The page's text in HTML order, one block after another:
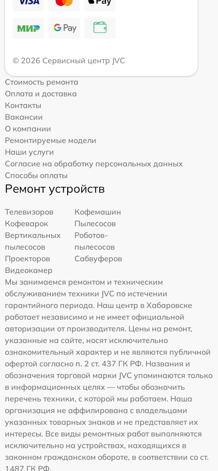
© 2026 Сервисный центр JVC
Стоимость ремонта
Оплата и доставка
Контакты
Вакансии
О компании
Ремонтируемые модели
Наши услуги
Согласие на обработку персональных данных
Способы оплаты
Ремонт устройств
Телевизоров
Кофемашин
Кофеварок
Пылесосов
Вертикальных
пылесосов
Роботов-
пылесосов
Проекторов
Сабвуферов
Видеокамер
Мы занимаемся ремонтом и техническим
обслуживанием техники JVC по истечении
гарантийного периода. Наш центр в Хабаровске
работает независимо и не имеет официальной
авторизации от производителя. Цены на ремонт,
указанные на сайте, носят исключительно
ознакомительный характер и не являются публичной
офертой согласно п. 2 ст. 437 ГК РФ. Названия и
обозначения торговой марки JVC упоминаются только
в информационных целях — чтобы обозначить
перечень техники, с которой мы работаем. Наша
организация не аффилирована с владельцами
указанных товарных знаков и не представляет их
интересы. Все виды ремонтных работ выполняются
исключительно на устройствах, находящихся в
законном гражданском обороте, в соответствии со ст.
1487 ГК РФ.